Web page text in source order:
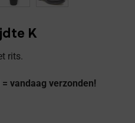
K
rits.
vandaag verzonden!